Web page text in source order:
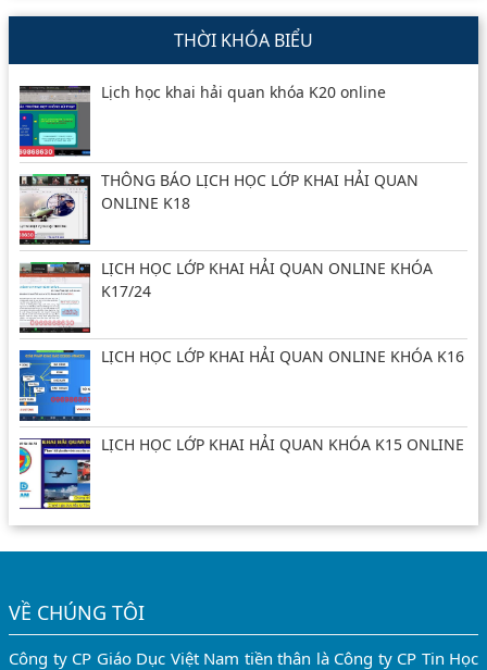
THỜI KHÓA BIỂU
Lịch học khai hải quan khóa K20 online
THÔNG BÁO LỊCH HỌC LỚP KHAI HẢI QUAN
ONLINE K18
LỊCH HỌC LỚP KHAI HẢI QUAN ONLINE KHÓA
K17/24
LỊCH HỌC LỚP KHAI HẢI QUAN ONLINE KHÓA K16
LỊCH HỌC LỚP KHAI HẢI QUAN KHÓA K15 ONLINE
VỀ CHÚNG TÔI
Công ty CP Giáo Dục Việt Nam tiền thân là Công ty CP Tin Học